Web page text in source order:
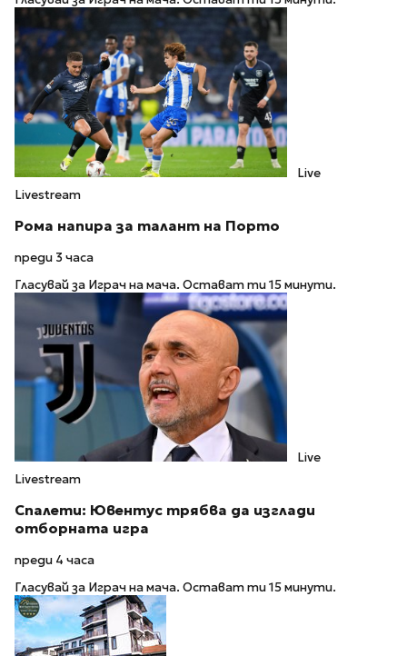
Live
Livestream
Рома напира за талант на Порто
преди 3 часа
Гласувай за Играч на мача. Остават ти 15 минути.
Live
Livestream
Спалети: Ювентус трябва да изглади
отборната игра
преди 4 часа
Гласувай за Играч на мача. Остават ти 15 минути.